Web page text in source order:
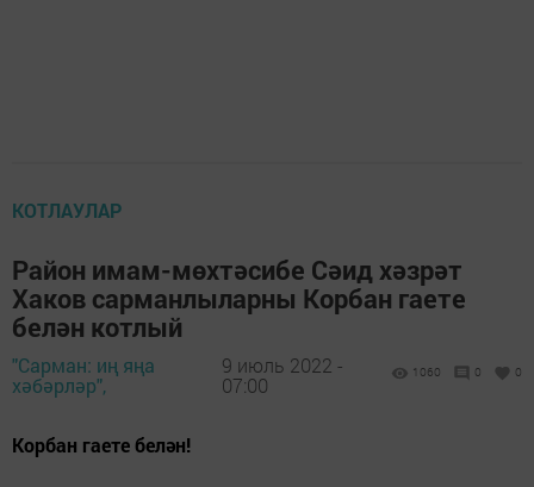
КОТЛАУЛАР
Район имам-мөхтәсибе Сәид хәзрәт
Хаков сарманлыларны Корбан гаете
белән котлый
"Сарман: иң яңа
хәбәрләр",
9 июль 2022 -
07:00
1060 0 0
Корбан гаете белән!